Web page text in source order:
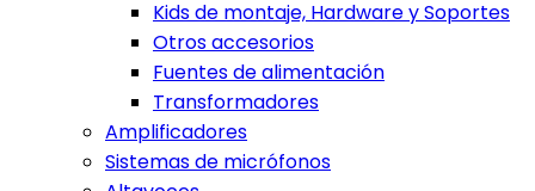
Kids de montaje, Hardware y Soportes
Otros accesorios
Fuentes de alimentación
Transformadores
Amplificadores
Sistemas de micrófonos